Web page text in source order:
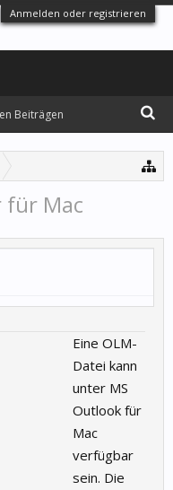
Anmelden oder registrieren
für Mac
Eine OLM-
Datei kann
unter MS
Outlook für
Mac
verfügbar
sein. Die
Beiträgen